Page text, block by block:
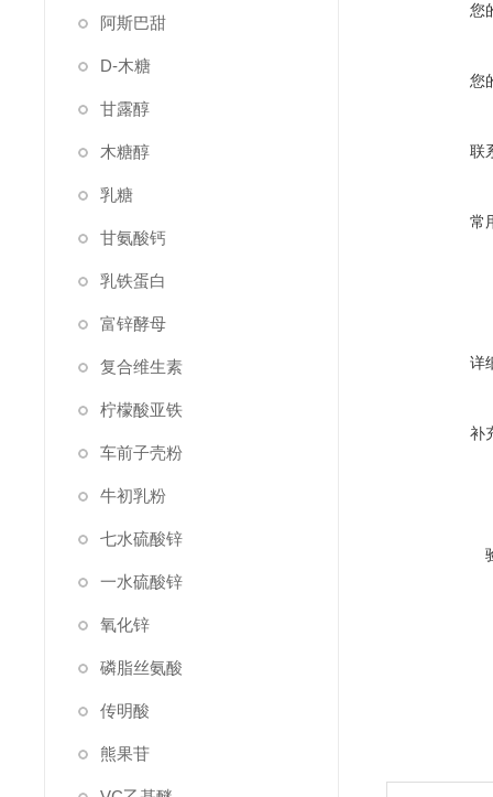
阿斯巴甜
D-木糖
甘露醇
木糖醇
乳糖
甘氨酸钙
乳铁蛋白
富锌酵母
复合维生素
柠檬酸亚铁
车前子壳粉
牛初乳粉
七水硫酸锌
一水硫酸锌
氧化锌
磷脂丝氨酸
传明酸
熊果苷
您
您
联
常
详
补